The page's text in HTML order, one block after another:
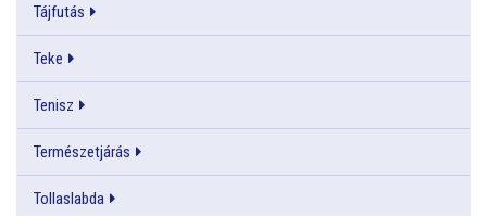
Tájfutás
Teke
Tenisz
Természetjárás
Tollaslabda